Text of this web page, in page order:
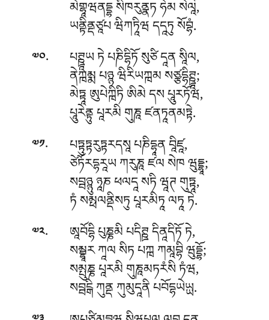
མེགྷཱཝནདྡྷ སིཁརུནྣཏ ཧེམ སེལཱ,
ཡནྟིནྡཙཱཔ ཝིཀཏཱིཝ དདཱཏུ སོབྷཾ.
༧༠. པཊྛཱཡ ཏེ པཎིདྷིཏོ སུཙི དཱན སཱིལ,
ནེཀྑམྨ པཉྙ ཝིརིཡཀྑམ སཙྩདྷིཊྛཱ;
མེཏྟཱ ཨུཔེཀྑིཏི ཨིམེ དས པཱུརཏོཝ,
པཱུརེནྟུ པཱརམི གུཎཱ ཛནཏཱནམཏྟེ.
༧༡. པཏྟུཏྟརུཏྟརདསཱ པཎིདྷཱན བཱིཛཱ,
ཙེཏོརདྷརཱཡ ཀརུཎཱ ཛལ སེཁ ཝུདྡྷཱ;
སབྦཉྙུ ཉཱཎ ཕལདཱ སཏི ཝཱཊ གུཏྟཱ,
ཏཾ སམྥལནྡིསཏུ པཱརམིཏཱ ལཏཱ ཏེ.
༧༢. ཨཱབོདྷི པུཎྞམི པདིཊྛ དིནཱདིཏོ ཏེ,
སམྦྷཱར ཀཱལ སིཏ པཀྑ ཀམཱབྷི ཝུདྡྷོ;
སམྤུཎྞ པཱརམི གུཎཱམཏརཾསི ཏཾཝ,
སབྦངྒི ཀུནྡ ཀུམུདཱནི པབོདྷཡེཡྻ.